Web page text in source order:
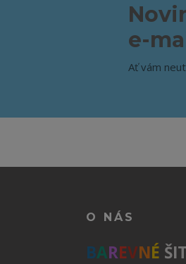
e-
Ať vám
O NÁS
BAREVNÉ